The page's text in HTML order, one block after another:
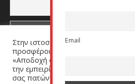
TikTok
YouTube
All Rights Reserved by
Στην ιστοσελίδα μας
προσφέρουμε μία εξατομικευμένη
«Αποδοχή όλων» για να μας
την εμπειρία σας. Μπορείτε να
σας πατώντας στον σύνδεσμο (link)
Email